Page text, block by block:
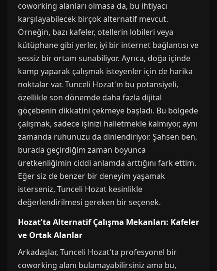
coworking alanları olmasa da, bu ihtiyacı
karşılayabilecek birçok alternatif mevcut.
Örneğin, bazı kafeler, otellerin lobileri veya
kütüphane gibi yerler, iyi bir internet bağlantısı ve
sessiz bir ortam sunabiliyor. Ayrıca, doğa içinde
kamp yaparak çalışmak isteyenler için de harika
noktalar var. Tunceli Hozat'ın bu potansiyeli,
özellikle son dönemde daha fazla dijital
göçebenin dikkatini çekmeye başladı. Bu bölgede
çalışmak, sadece işinizi halletmekle kalmıyor, aynı
zamanda ruhunuzu da dinlendiriyor. Şahsen ben,
burada geçirdiğim zaman boyunca
üretkenliğimin ciddi anlamda arttığını fark ettim.
Eğer siz de benzer bir deneyim yaşamak
isterseniz, Tunceli Hozat kesinlikle
değerlendirilmesi gereken bir seçenek.
Hozat'ta Alternatif Çalışma Mekanları: Kafeler
ve Ortak Alanlar
Arkadaşlar, Tunceli Hozat'ta profesyonel bir
coworking alanı bulamayabilirsiniz ama bu,